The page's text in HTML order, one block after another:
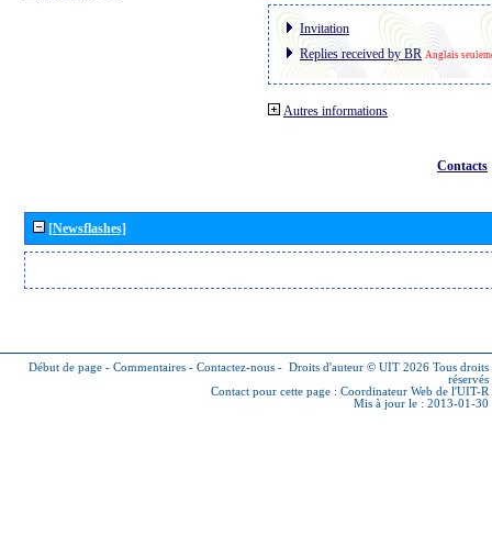
Invitation
Replies received by BR Anglais
Autres informations
Contacts
[Newsflashes]
Début de page - Commentaires - Contactez-nous - Droits d'auteur © UIT 2026 Tous droits
réservés
Contact pour cette page : Coordinateur Web de l'UIT-R
Mis à jour le : 2013-01-30